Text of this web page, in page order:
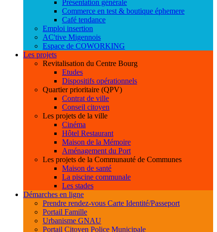
Présentation générale
Commerce en test & boutique éphemere
Café tendance
Emploi insertion
AC'tive Migennois
Espace de COWORKING
Les projets
Revitalisation du Centre Bourg
Etudes
Dispositifs opérationnels
Quartier prioritaire (QPV)
Contrat de ville
Conseil citoyen
Les projets de la ville
Cinéma
Hôtel Restaurant
Maison de la Mémoire
Aménagement du Port
Les projets de la Communauté de Communes
Maison de santé
La piscine communale
Les stades
Démarches en ligne
Prendre rendez-vous Carte Identité/Passeport
Portail Famille
Urbanisme GNAU
Portail Citoyen Police Municipale